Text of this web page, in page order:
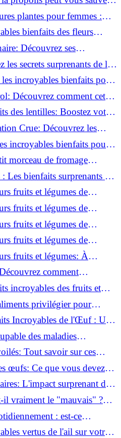
plantes pour femmes :
et ménopause!
bienfaits des fleurs
Découvrez ses
la santé!
secrets surprenants de la
incroyables bienfaits pour
Découvrez comment cet
votre santé!
des lentilles: Boostez votre
!
Crue: Découvrez les
Chia!
incroyables bienfaits pour
morceau de fromage
Les bienfaits surprenants de
fruits et légumes de
santé!
fruits et légumes de
santé cet hiver!
fruits et légumes de
santé!
fruits et légumes de
santé!
fruits et légumes: À
comment
dans votre thé!
incroyables des fruits et
privilégier pour
Incroyables de l'Œuf : Un
des maladies
pourquoi!
Tout savoir sur ces
œufs: Ce que vous devez
L'impact surprenant des
études!
il vraiment le "mauvais" ?
: est-ce
vertus de l'ail sur votre